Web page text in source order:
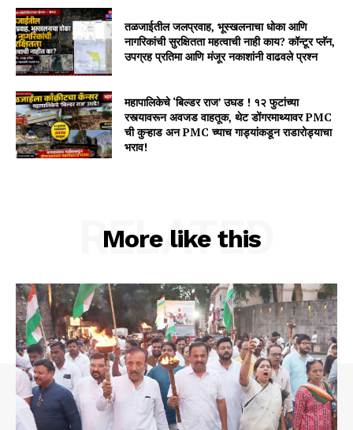
तळजाईतील जलप्रवाह, भूस्खलनाचा धोका आणि
नागरिकांची सुरक्षितता महत्वाची नाही काय? कॉन्टूर प्लॅन,
उपग्रह प्रतिमा आणि मंजूर नकाशांनी वाढवले प्रश्न
महापालिकेचे ‘बिल्डर राज’ उघड ! १२ फुटांच्या
रस्त्यावरून अवजड वाहतूक, थेट डोंगरमाथ्यावर PMC
ची कुऱ्हाड अन PMC च्याच गाड्यांकडून राडारोड्याचा
भराव!
More like this
RELATED